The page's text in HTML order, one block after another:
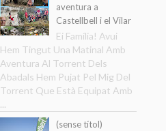
aventura a
Castellbell i el Vilar
Ei Família! Avui
Hem Tingut Una Matinal Amb
Aventura Al Torrent Dels
Abadals Hem Pujat Pel Mig Del
Torrent Que Està Equipat Amb
...
(sense títol)